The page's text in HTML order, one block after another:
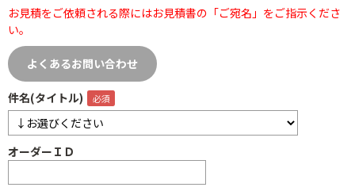
お見積をご依頼される際にはお見積書の「ご宛名」をご指示くださ
い。
よくあるお問い合わせ
件名(タイトル)
オーダーＩＤ